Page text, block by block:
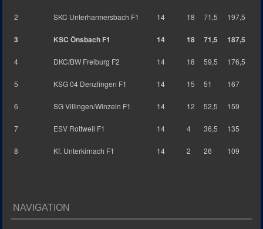
2 SKC Unterharmersbach F1 14 18 71,5 197,5
3 KSC Önsbach F1 14 18 71,5 187,5
4 DKC/BW Freiburg F2 14 18 59,5 176,5
5 KSG 04 Denzlingen F1 14 15 51 167
6 SG Villingen/Winzeln F1 14 12 52,5 159
7 ESV Rottweil F1 14 4 36,5 135
8 Kf. Unterkirnach F1 14 2 26 109
NAVIGATION